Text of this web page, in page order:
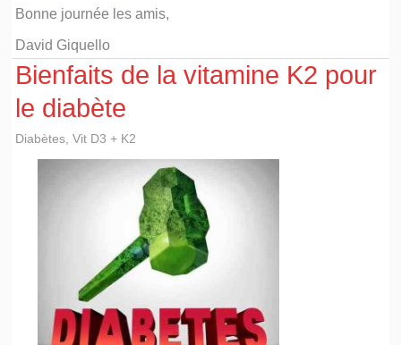
Bonne journée les amis,
David Giquello
Bienfaits de la vitamine K2 pour
le diabète
Diabètes ,Vit D3 + K2